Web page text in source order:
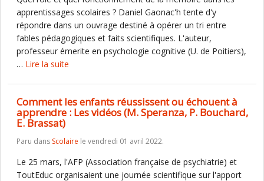
apprentissages scolaires ? Daniel Gaonac'h tente d'y
répondre dans un ouvrage destiné à opérer un tri entre
fables pédagogiques et faits scientifiques. L'auteur,
professeur émerite en psychologie cognitive (U. de Poitiers),
… Lire la suite
Comment les enfants réussissent ou échouent à
apprendre : Les vidéos (M. Speranza, P. Bouchard,
E. Brassat)
Paru dans Scolaire le vendredi 01 avril 2022.
Le 25 mars, l'AFP (Association française de psychiatrie) et
ToutEduc organisaient une journée scientifique sur l'apport